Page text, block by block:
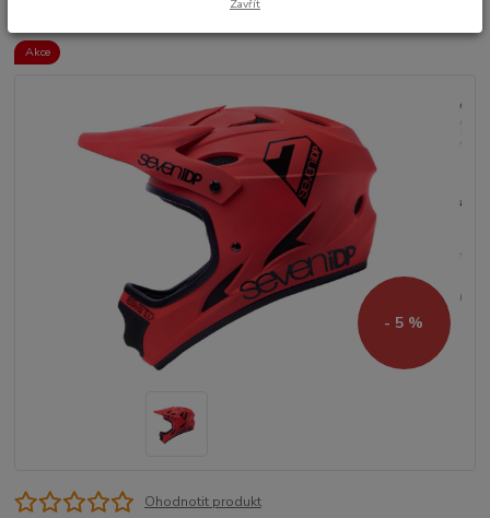
DĚTSKÁ THRUSTER RED BLACK
Akce
- 5 %
Ohodnotit produkt
Zavřít